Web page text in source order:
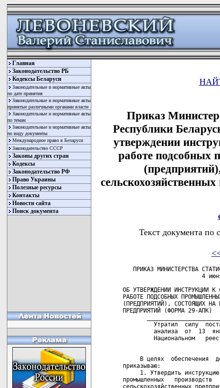
Главная
Законодательство РБ
Кодексы Беларуси
Законодательные и нормативные акты
по дате принятия
Законодательные и нормативные акты
принятые различными органами власти
Законодательные и нормативные акты
по темам
Законодательные и нормативные акты
по виду документы
Международное право в Беларуси
Законодательство СССР
Законы других стран
Кодексы
Законодательство РФ
Право Украины
Полезные ресурсы
Контакты
Новости сайта
Поиск документа
Приказ
Республики
утверждении
работе подсобных
Текст документа по
ПРИКАЗ МИНИСТЕРСТВА СТАТИСТИКИ И АНАЛИЗА РЕСПУБЛИКИ БЕЛАРУСЬ
                       4 июня 1996 г. № 169

ОБ УТВЕРЖДЕНИИ ИНСТРУКЦИИ К СОСТАВЛЕНИЮ ОТЧЕТА О
РАБОТЕ ПОДСОБНЫХ ПРОМЫШЛЕННЫХ ПРОИЗВОДСТВ
(ПРЕДПРИЯТИЙ), СОСТОЯЩИХ НА БАЛАНСЕ СЕЛЬСКОХОЗЯЙСТВЕННЫХ
ПРЕДПРИЯТИЙ (ФОРМА 29-АПК)
       _______________________________________________ _______ ___ _
         Утратил  силу  постановлением   Министерства  статистики  и
         анализа  от  13  января  2001  г.  N  4 (зарегистрировано в
         Национальном   реестре  -   N  8/4899   от  25.01.2001  г.)
         

     В целях  обеспечения  достоверности  статистической  отчетности
приказываю:
     1. Утвердить инструкцию к составлению отчета о работе подсобных
промышленных   производств   (предприятий),   состоящих  на  балансе
сельскохозяйственных предприятий (форма 29-АПК) и ввести в  действие
с отчета за IV квартал 1996 года.
     2. Распространить указанную в п.1 настоящего приказа инструкцию
на сельскохозяйственные предприятия Республики Беларусь.
     3. Считать  утратившей  силу   инструкцию   к   форме   29-АПК,
утвержденную Госкомстатом СССР от 18 октября 1989 г. № 17-24/10-44.

Министр                                              В.Н.НИЧИПОРОВИЧ

                                                 УТВЕРЖДЕНО
                                                 Приказ Минстата
                                                 Республики Беларусь
                                                 04.06.1996 № 169

                             ИНСТРУКЦИЯ
        к составлению отчета о работе подсобных промышленных
          производств (предприятий), состоящих на балансе
          сельскохозяйственных предприятий (форма 29-АПК)

                         I. Общие указания

     1.1. Отчет  по форме 29-АПК составляется колхозами,  совхозами,
птицефабриками,   агрофирмами   и   другими    сельскохозяйственными
предприятиями  (организациями)  или агропромышленными объединениями,
на  балансе  которых  имеются  подсобные  промышленные  производства
(предприятия).
     1.2. Подсобным   промышленным   производством    (предприятием)
является     организационно-обособленное     предприятие,    имеющее
закрепленных рабочих  (постоянных  или  временных)  и  оборудование,
инструмент    или    инвентарь,    необходимые   для   осуществления
промышленно-производственного     процесса,     и     вырабатывающее
промышленную  продукцию для своего сельскохозяйственного предприятия
(организации),  агропромышленного  объединения  или  реализации   на
сторону. Предприятие должно иметь организованный учет, который ведет
либо      непосредственно      подсобное      предприятие,      либо
сельскохозяйственное   предприятие,  в  составе  которого  находится
промышленное подсобное производство (предприятие).
     1.3. В  отчете отражаются данные по всем подсобным промышленным
производствам  (предприятиям),  которые  работали  в  отчетном  году
(независимо от числа дней работы и числа занятых лиц).
     По  ликвидированным  производствам  (предприятиям),  работавшим
неполный  год,  и  по предприятиям, временно не работавшим, в отчете
приводят данные за период их работы в отчетном году.
     1.4. Если  в  течение  года  в  состав  данного хозяйства вошло
подсобное промышленное производство (предприятие), ранее входившее в
состав  другого  хозяйства,  то  данные  этого  предприятия приводит
принявшее  его  хозяйство  за  весь период работы с начала отчетного
года.  Хозяйство,  передавшее  предприятие, данные по нему в годовой
отчет не включает.
     1.5. Не подлежат включению в отчет:
     а)  отдельные  работы промышленного характера, выполняемые не в
специально    организованных  подсобных  промышленных   предприятиях
(например,  ремонт  шоферами  в гаражах, а не в ремонтных мастерских
ремонтными  рабочими;  выпечка  хлеба  в кухнях при столовых, а не в
хлебопекарнях);
     б) подсобные непромышленные производства (парикмахерские, бани,
зерносушилки,  охотничьи  промыслы,  сбор дикорастущих плодов, ягод,
грибов и т.д.);
     в)    услуги    и  работы  непромышленного  характера   (прокат
механизмов, погрузка и разгрузка грузов и т.д.).
     1.6. При наличии в хозяйстве нескольких одноименных предприятий
(например,  трех  предприятий  по переработке молока, двух кирпичных
заводов и т.д.) в графе "число предприятий,  работавших  в  отчетном
году"